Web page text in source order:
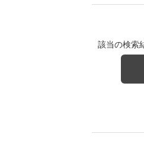
該当の検索